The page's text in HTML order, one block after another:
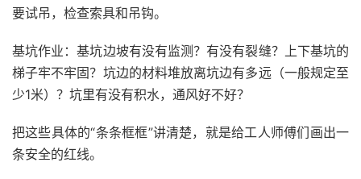
要试吊，检查索具和吊钩。
基坑作业：基坑边坡有没有监测？有没有裂缝？上下基坑的
梯子牢不牢固？坑边的材料堆放离坑边有多远（一般规定至
少1米）？坑里有没有积水，通风好不好？
把这些具体的“条条框框”讲清楚，就是给工人师傅们画出一
条安全的红线。